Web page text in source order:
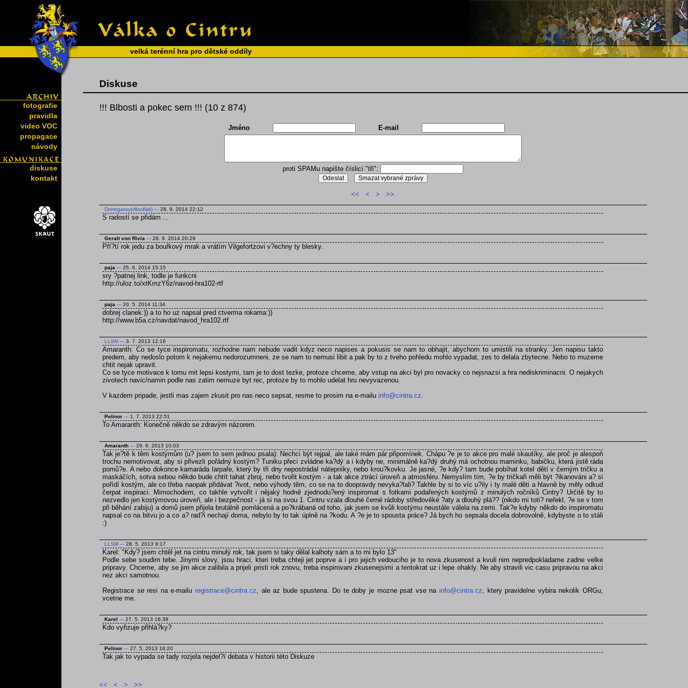
velká terénní hra pro dětské oddíly
fotografie
pravidla
video VOC
propagace
návody
diskuse
kontakt
Diskuse
!!! Blbosti a pokec sem !!! (10 z 874)
Jméno E-mail
proti SPAMu napište číslicí "tři":
<< < > >>
Dorregaray(vlkodlak) --- 28. 9. 2014 22:12
S radostí se přidám ...
Geralt von Rivia --- 28. 9. 2014 20:29
Pří?tí rok jedu za bouřkový mrak a vrátím Vilgefortzovi v?echny ty blesky.
paja --- 25. 6. 2014 15:15
sry ?patnej link, todle je funkcni
http://uloz.to/xtKmzY6z/navod-hra102-rtf
paja --- 20. 5. 2014 11:34
dobrej clanek:)) a to ho uz napsal pred ctverma rokama:))
http://www.b5a.cz/navdat/navod_hra102.rtf
LLSM --- 3. 7. 2013 12:16
Amaranth: Co se tyce inspiromatu, rozhodne nam nebude vadit kdyz neco napises a pokusis se nam to obhajit, abychom to umistili na stranky. Jen napisu takto
predem, aby nedoslo potom k nejakemu nedorozumneni, ze se nam to nemusi libit a pak by to z tveho pohledu mohlo vypadat, zes to delala zbytecne. Nebo to muzeme
chtit nejak upravit.
Co se tyce motivace k tomu mit lepsi kostymi, tam je to dost tezke, protoze chceme, aby vstup na akci byl pro novacky co nejsnazsi a hra nediskriminacni. O nejakych
zivotech navic/namin podle nas zatim nemuze byt rec, protoze by to mohlo udelat hru nevyvazenou.
V kazdem pripade, jestli mas zajem zkusit pro nas neco sepsat, resme to prosim na e-mailu info@cintra.cz.
Pelinor --- 1. 7. 2013 22:51
To Amaranth: Konečně někdo se zdravým názorem.
Amaranth --- 29. 6. 2013 10:03
Tak je?tě k těm kostýmům (u? jsem to sem jednou psala): Nechci být rejpal, ale také mám pár připomínek. Chápu ?e je to akce pro malé skautíky, ale proč je alespoň
trochu nemotivovat, aby si přivezli pořádný kostým? Tuniku přeci zvládne ka?dý a i kdyby ne, minimálně ka?dý druhý má ochotnou maminku, babičku, která jistě ráda
pomů?e. A nebo dokonce kamaráda larpaře, který by tři dny nepostrádal nátepníky, nebo krou?kovku. Je jasné, ?e kdy? tam bude pobíhat kotel dětí v černým tričku a
maskáčích, sotva sebou někdo bude chtít tahat zbroj, nebo tvořit kostým - a tak akce ztrácí úroveň a atmosféru. Nemyslím tím, ?e by tričkaři měli být ?ikanováni a? si
pořídí kostým, ale co třeba naopak přidávat ?ivot, nebo výhody těm, co se na to doopravdy nevyka?lali? Takhle by si to víc u?ily i ty malé děti a hlavně by měly odkud
čerpat inspiraci. Mimochodem, co takhle vytvořit i nějaký hodně zjednodu?ený inspiromat s fotkami podařených kostýmů z minulých ročníků Cintry? Určitě by to
nezvedlo jen kostýmovou úroveň, ale i bezpečnost - já si na svou 1. Cintru vzala dlouhé černé rádoby středověké ?aty a dlouhý plá?? (nikdo mi toti? neřekl, ?e se v tom
při běhání zabiju) a domů jsem přijela brutálně pomlácená a po?krábaná od toho, jak jsem se kvůli kostýmu neustále válela na zemi. Tak?e kdyby někdo do inspiromatu
napsal co na bitvu jo a co a? rad?i nechají doma, nebylo by to tak úplně na ?kodu. A ?e je to spousta práce? Já bych ho sepsala docela dobrovolně, kdybyste o to stáli
:)
LLSM --- 28. 5. 2013 9:17
Karel: "Kdy? jsem chtěl jet na cintru minulý rok, tak jsem si taky dělal kalhoty sám a to mi bylo 13"
Podle sebe soudim tebe. Jinymi slovy, jsou hraci, kteri treba chteji jet poprve a i pro jejich vedouciho je to nova zkusenost a kvuli nim nepredpokladame zadne velke
pripravy. Chceme, aby se jim akce zalibila a prijeli pristi rok znovu, treba inspirovani zkusenejsimi a tentokrat uz i lepe ohakly. Ne aby stravili vic casu pripravou na akci
nez akci samotnou.
Registrace se resi na e-mailu registrace@cintra.cz, ale az bude spustena. Do te doby je mozne psat vse na info@cintra.cz, ktery pravidelne vybira nekolik ORGu,
vcetne me.
Karel --- 27. 5. 2013 16:39
Kdo vyřizuje přihlá?ky?
Pelinor --- 27. 5. 2013 16:20
Tak jak to vypada se tady rozjela nejdel?í debata v historii této Diskuze
<< < > >>